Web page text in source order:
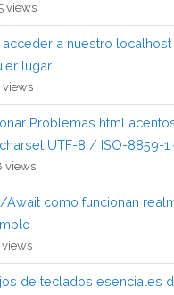
views
acceder a nuestro
lugar
views
Problemas html
UTF-8 / ISO-8859-1
views
Await como funcionan
views
de teclados esenciales